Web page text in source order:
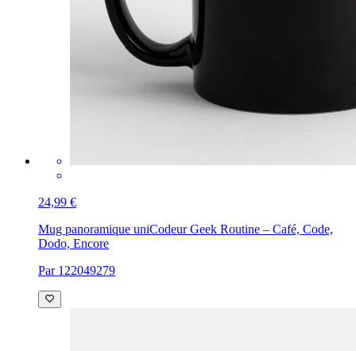
24,99 €
Mug panoramique uniCodeur Geek Routine – Café, Code,
Dodo, Encore
Par 122049279